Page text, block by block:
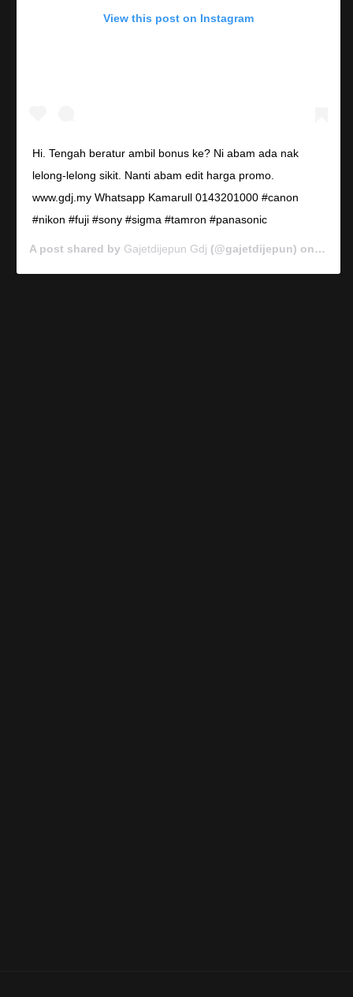
View this post on Instagram
Hi. Tengah beratur ambil bonus ke? Ni abam ada nak
lelong-lelong sikit. Nanti abam edit harga promo.
www.gdj.my Whatsapp Kamarull 0143201000 #canon
#nikon #fuji #sony #sigma #tamron #panasonic
A post shared by Gajetdijepun Gdj (@gajetdijepun) on Jan 7,